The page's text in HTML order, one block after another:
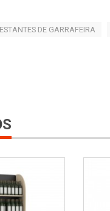
ESTANTES DE GARRAFEIRA